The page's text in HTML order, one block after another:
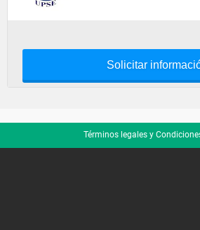
Solicitar
Términos legales y